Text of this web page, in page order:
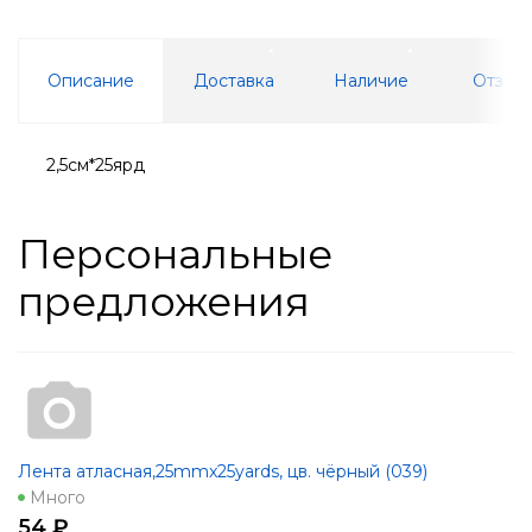
Описание Доставка Наличие
2,5см*25ярд
Персональные
предложения
Лента атласная,25mmx25yards, цв. чёрный (039)
Много